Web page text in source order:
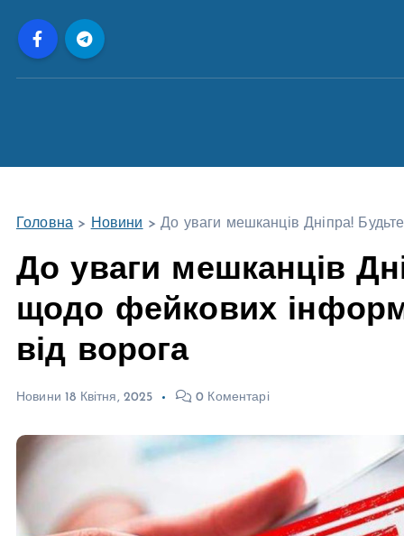
Головна > Новини >До уваги мешканців Дніпра!
До уваги мешканців
щодо фейкових
від ворога
Новини 18 Квітня, 2025 0 Коментарі